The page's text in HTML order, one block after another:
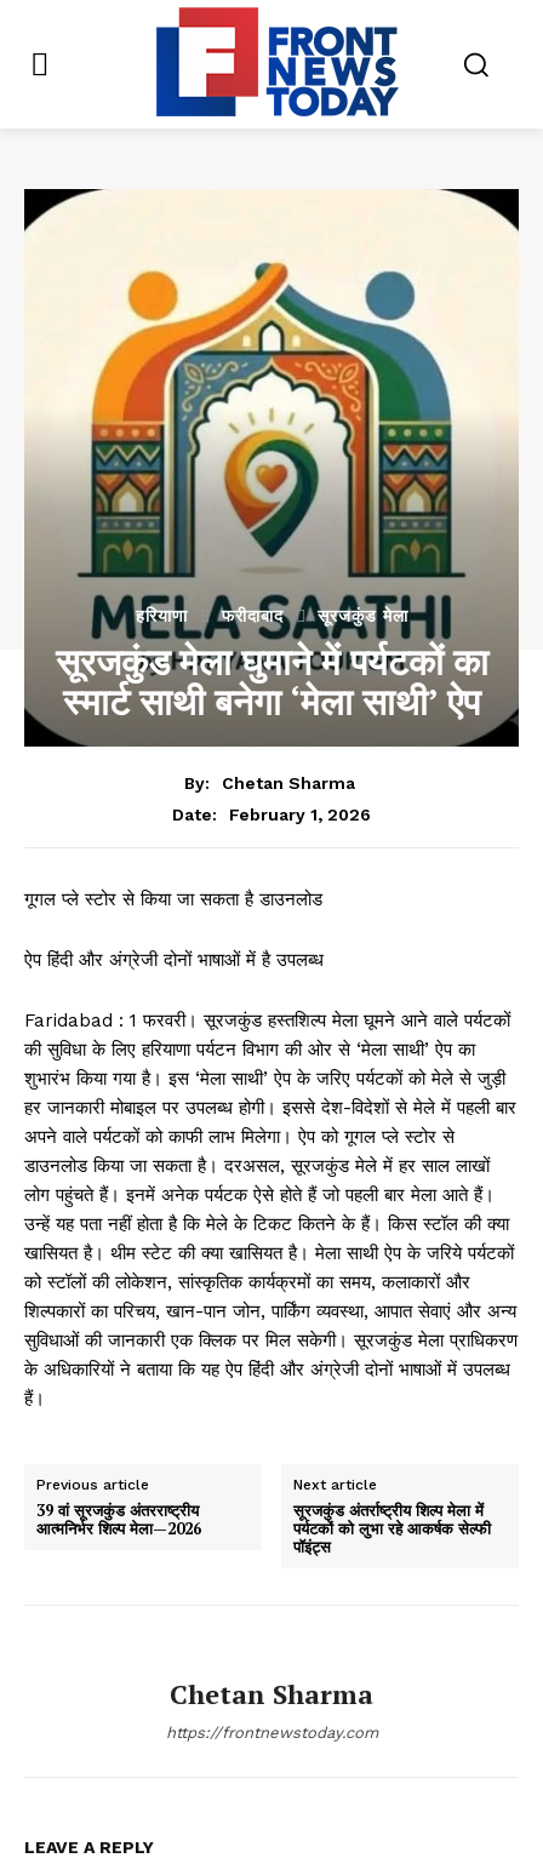
हरियाणा फरीदाबाद सूरजकुंड मेला
सूरजकुंड मेला घुमाने में पर्यटकों का
स्मार्ट साथी बनेगा ‘मेला साथी’ ऐप
By:
Chetan Sharma
Date:
February 1, 2026
गूगल प्ले स्टोर से किया जा सकता है डाउनलोड
ऐप हिंदी और अंग्रेजी दोनों भाषाओं में है उपलब्ध
Faridabad : 1 फरवरी। सूरजकुंड हस्तशिल्प मेला घूमने आने वाले पर्यटकों
की सुविधा के लिए हरियाणा पर्यटन विभाग की ओर से ‘मेला साथी’ ऐप का
शुभारंभ किया गया है। इस ‘मेला साथी’ ऐप के जरिए पर्यटकों को मेले से जुड़ी
हर जानकारी मोबाइल पर उपलब्ध होगी। इससे देश-विदेशों से मेले में पहली बार
अपने वाले पर्यटकों को काफी लाभ मिलेगा। ऐप को गूगल प्ले स्टोर से
डाउनलोड किया जा सकता है। दरअसल, सूरजकुंड मेले में हर साल लाखों
लोग पहुंचते हैं। इनमें अनेक पर्यटक ऐसे होते हैं जो पहली बार मेला आते हैं।
उन्हें यह पता नहीं होता है कि मेले के टिकट कितने के हैं। किस स्टॉल की क्या
खासियत है। थीम स्टेट की क्या खासियत है। मेला साथी ऐप के जरिये पर्यटकों
को स्टॉलों की लोकेशन, सांस्कृतिक कार्यक्रमों का समय, कलाकारों और
शिल्पकारों का परिचय, खान-पान जोन, पार्किंग व्यवस्था, आपात सेवाएं और अन्य
सुविधाओं की जानकारी एक क्लिक पर मिल सकेगी। सूरजकुंड मेला प्राधिकरण
के अधिकारियों ने बताया कि यह ऐप हिंदी और अंग्रेजी दोनों भाषाओं में उपलब्ध
हैं।
Previous article
39 वां सूरजकुंड अंतरराष्ट्रीय
आत्मनिर्भर शिल्प मेला—2026
Next article
सूरजकुंड अंतर्राष्ट्रीय शिल्प मेला में
पर्यटकों को लुभा रहे आकर्षक सेल्फी
पॉइंट्स
Chetan Sharma
https://frontnewstoday.com
LEAVE A REPLY